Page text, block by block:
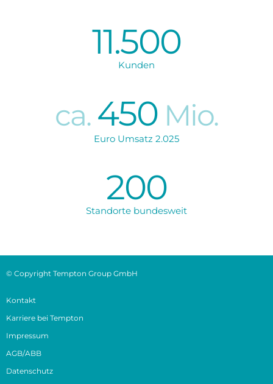
11.500
Kunden
ca. 450 Mio.
Euro Umsatz 2.025
200
Standorte bundesweit
© Copyright Tempton Group GmbH
Kontakt
Karriere bei Tempton
Impressum
AGB/ABB
Datenschutz